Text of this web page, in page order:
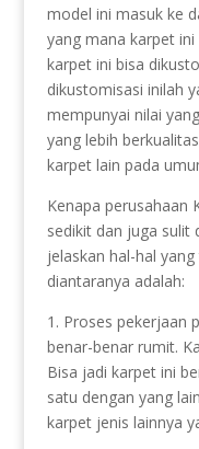
model ini masuk ke
yang mana karpet
karpet ini bisa
dikustomisasi inilah
mempunyai nilai
yang lebih
karpet lain pada
Kenapa perusahaan
sedikit dan juga sulit
jelaskan hal-hal
diantaranya adalah:
1. Proses pekerjaan
benar-benar rumit.
Bisa jadi karpet ini
satu dengan yang
karpet jenis lainnya